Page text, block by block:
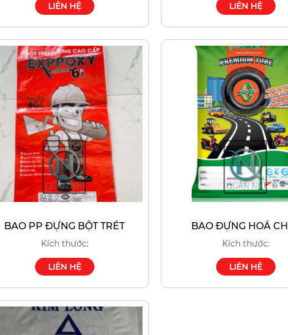
LIÊN HỆ LIÊN HỆ
BAO PP ĐỰNG BỘT TRÉT
Kích thước:
LIÊN HỆ
BAO ĐỰNG HOÁ
Kích thước:
LIÊN HỆ